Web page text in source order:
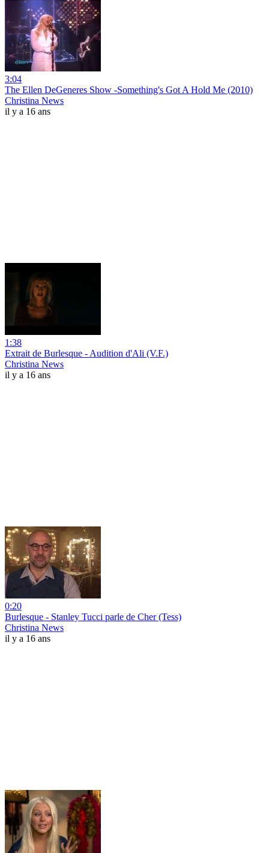
3:04
The Ellen DeGeneres Show -Something's Got A Hold Me (2010)
Christina News
il y a 16 ans
1:38
Extrait de Burlesque - Audition d'Ali (V.F.)
Christina News
il y a 16 ans
0:20
Burlesque - Stanley Tucci parle de Cher (Tess)
Christina News
il y a 16 ans